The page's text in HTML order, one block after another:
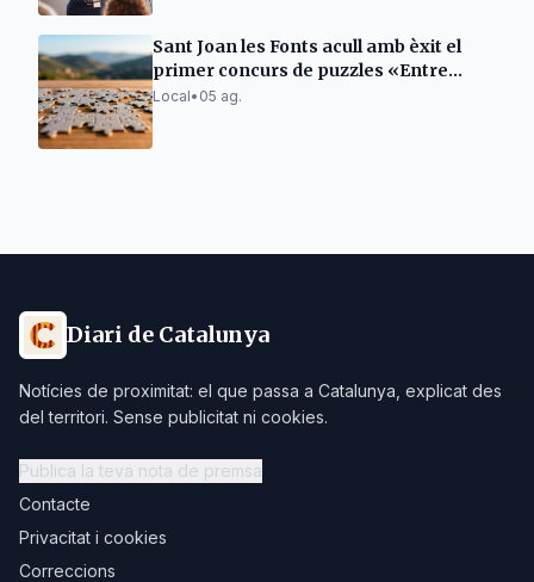
Sant Joan les Fonts acull amb èxit el
primer concurs de puzzles «Entre
Volcans»
Local• 05 ag.
Diari de Catalunya
Notícies de proximitat: el que passa a Catalunya, explicat des
del territori. Sense publicitat ni cookies.
Publica la teva nota de premsa
Contacte
Privacitat i cookies
Correccions